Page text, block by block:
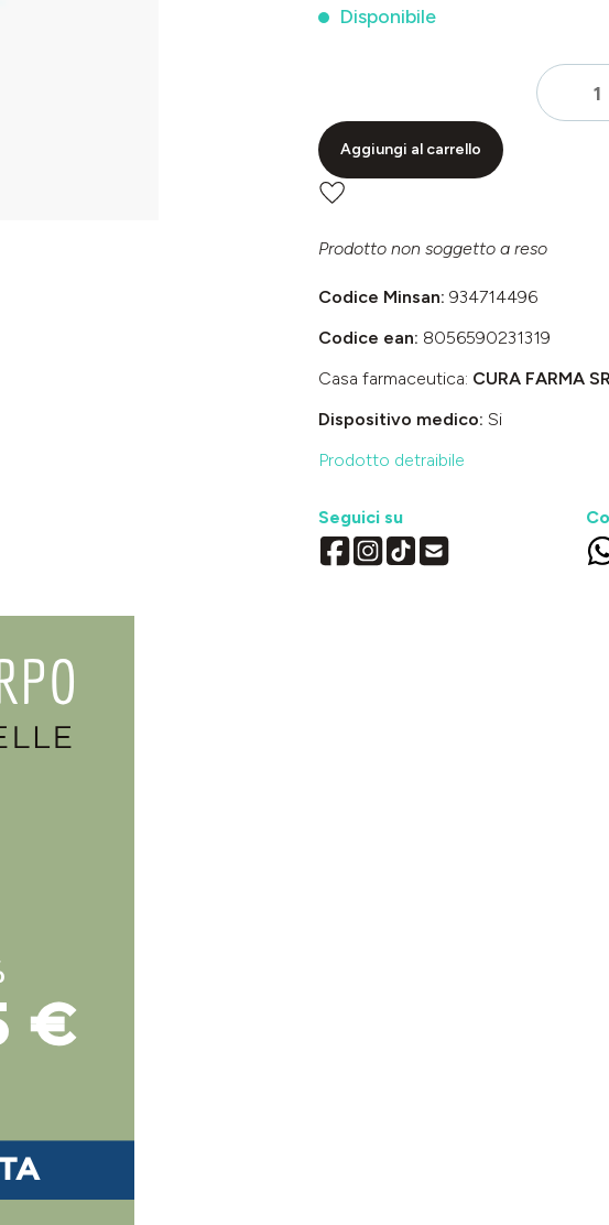
Disponibile
Aggiungi al carrello
Prodotto non soggetto a reso
Codice Minsan: 934714496
Codice ean: 8056590231319
Casa farmaceutica: CURA FARMA
Dispositivo medico: Si
Prodotto detraibile
Seguici su